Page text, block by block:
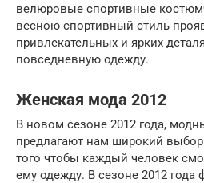
велюровые спортивные
весною спортивный стиль
привлекательных и ярких
повседневную одежду.
Женская мода 2012
В новом сезоне 2012 года,
предлагают нам широкий
того чтобы каждый человек
ему одежду. В сезоне 2012 года